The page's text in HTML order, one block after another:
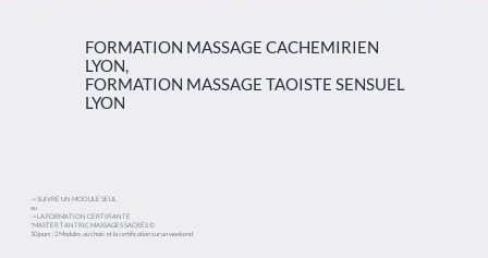
FORMATION MASSAGE CACHEMIRIEN
LYON,
FORMATION MASSAGE TAOISTE SENSUEL
LYON
-> SUIVRE UN MODULE SEUL
ou
-> LA FORMATION CERTIFIANTE
"MASTER TANTRIC MASSAGES SACRÉS ©
10 jours : 2 Modules au choix et la certification sur un weekend